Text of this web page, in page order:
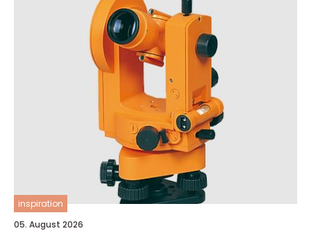
inspiration
05. August 2026